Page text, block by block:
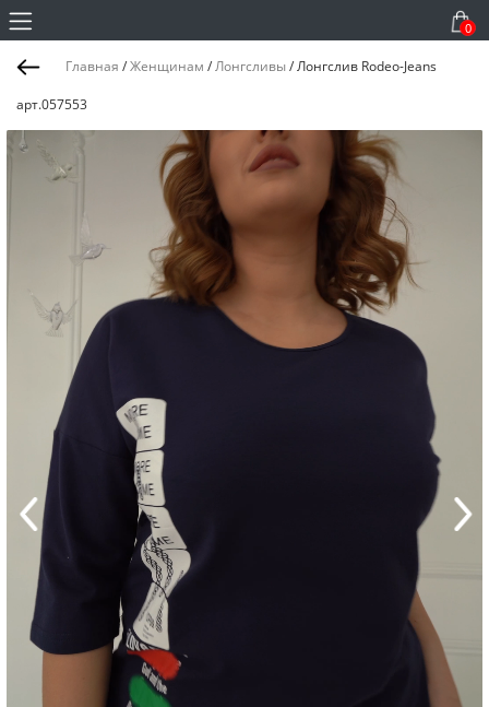
0
Главная /Женщинам /Лонгсливы/Лонгслив Rodeo-Jeans
арт.057553